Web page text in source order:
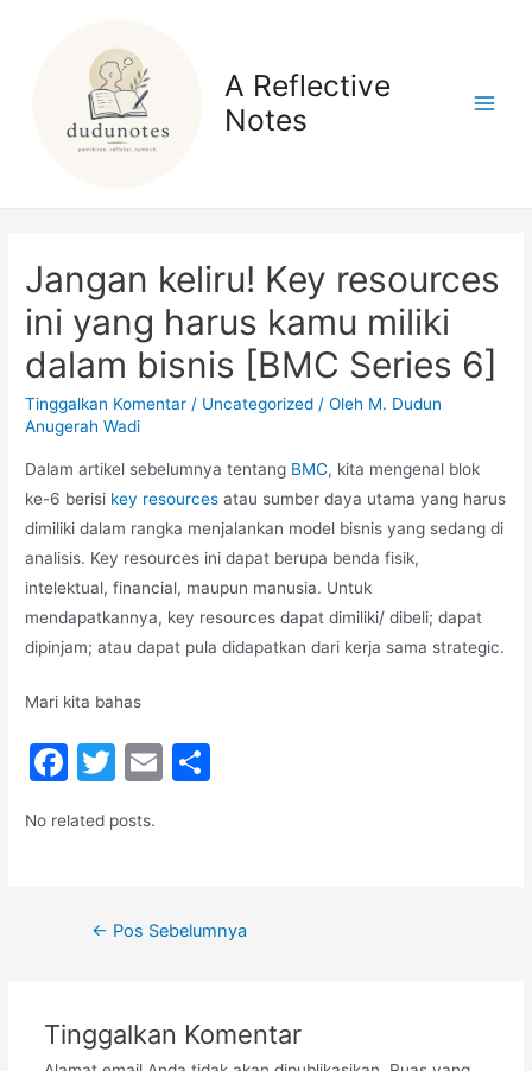
A Reflective
Notes
Jangan keliru! Key resources
ini yang harus kamu miliki
dalam bisnis [BMC Series 6]
Tinggalkan Komentar / Uncategorized / Oleh M. Dudun
Anugerah Wadi
Dalam artikel sebelumnya tentang BMC, kita mengenal blok
ke-6 berisi key resources atau sumber daya utama yang harus
dimiliki dalam rangka menjalankan model bisnis yang sedang di
analisis. Key resources ini dapat berupa benda fisik,
intelektual, financial, maupun manusia. Untuk
mendapatkannya, key resources dapat dimiliki/ dibeli; dapat
dipinjam; atau dapat pula didapatkan dari kerja sama strategic.
Mari kita bahas
F
c
k
T
itt
E
No related posts.
← Pos Sebelumnya
Tinggalkan Komentar